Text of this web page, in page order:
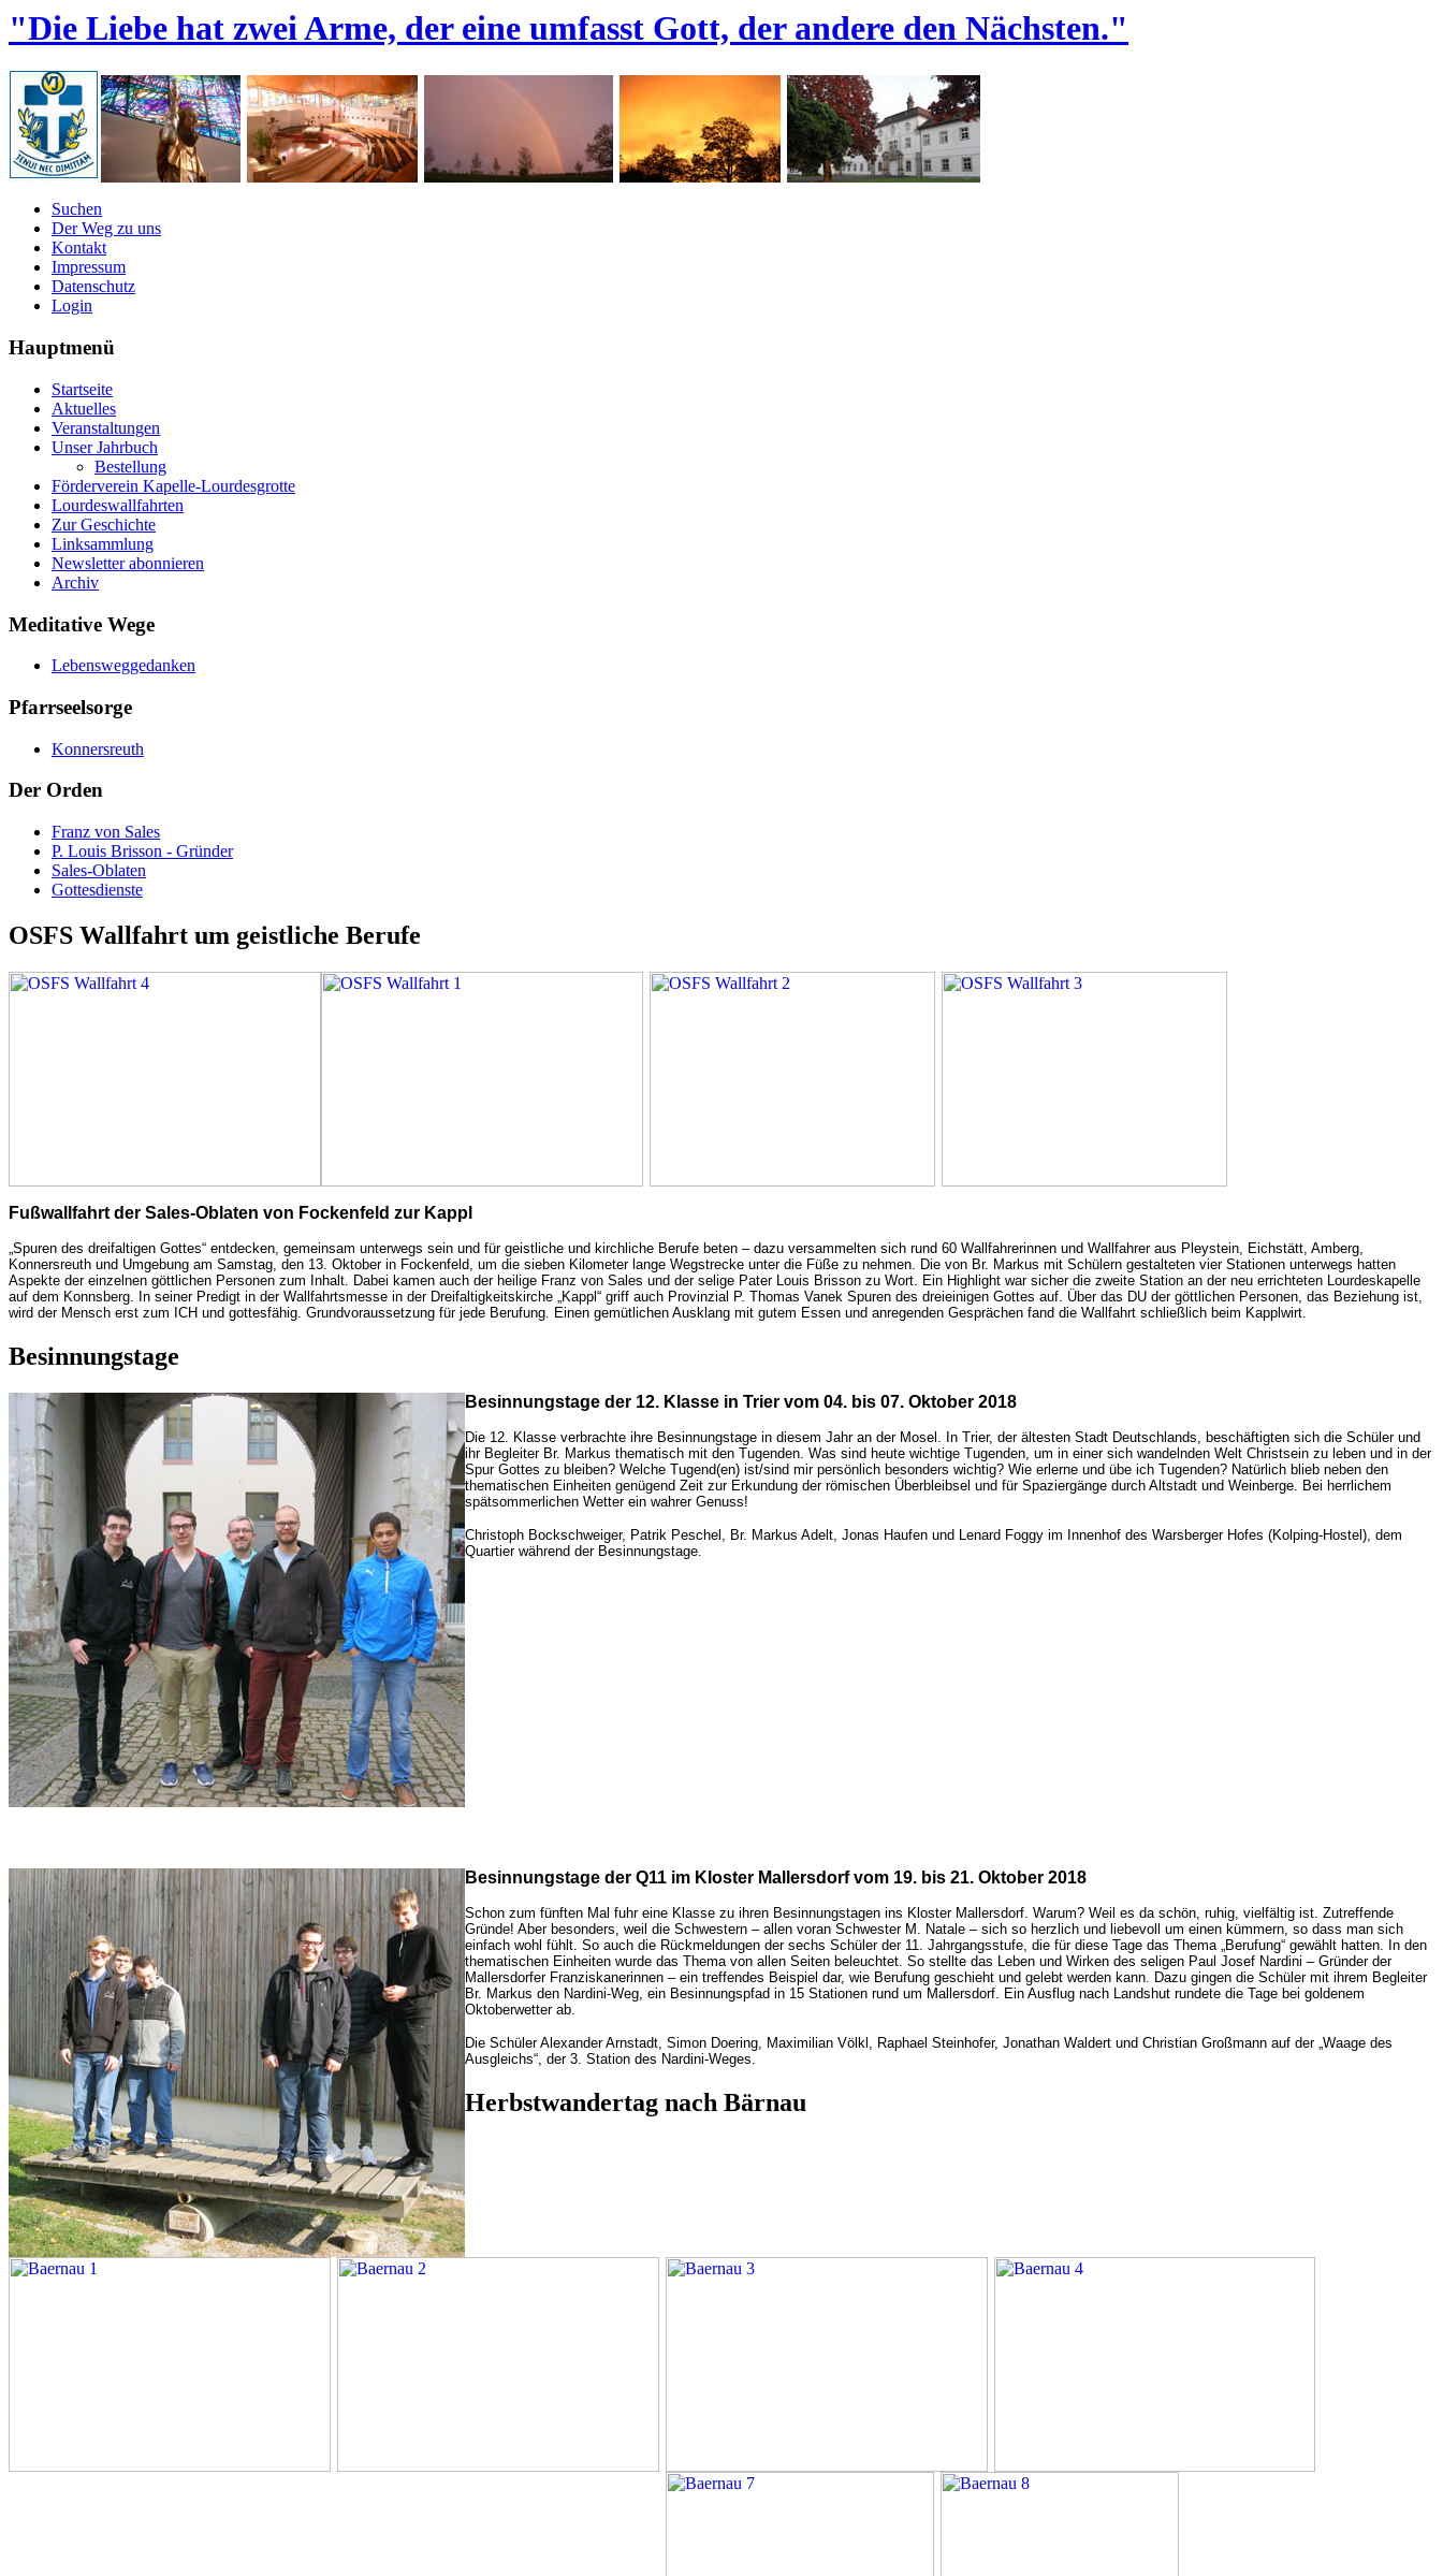
"Die Liebe hat zwei Arme, der eine umfasst Gott, der andere den Nächsten."
Suchen
Der Weg zu uns
Kontakt
Impressum
Datenschutz
Login
Hauptmenü
Startseite
Aktuelles
Veranstaltungen
Unser Jahrbuch
Bestellung
Förderverein Kapelle-Lourdesgrotte
Lourdeswallfahrten
Zur Geschichte
Linksammlung
Newsletter abonnieren
Archiv
Meditative Wege
Lebensweggedanken
Pfarrseelsorge
Konnersreuth
Der Orden
Franz von Sales
P. Louis Brisson - Gründer
Sales-Oblaten
Gottesdienste
OSFS Wallfahrt um geistliche Berufe
Fußwallfahrt der Sales-Oblaten von Fockenfeld zur Kappl
„Spuren des dreifaltigen Gottes“ entdecken, gemeinsam unterwegs sein und für geistliche und kirchliche Berufe beten – dazu versammelten sich rund 60 Wallfahrerinnen und Wallfahrer aus Pleystein, Eichstätt, Amberg,
Konnersreuth und Umgebung am Samstag, den 13. Oktober in Fockenfeld, um die sieben Kilometer lange Wegstrecke unter die Füße zu nehmen. Die von Br. Markus mit Schülern gestalteten vier Stationen unterwegs hatten
Aspekte der einzelnen göttlichen Personen zum Inhalt. Dabei kamen auch der heilige Franz von Sales und der selige Pater Louis Brisson zu Wort. Ein Highlight war sicher die zweite Station an der neu errichteten Lourdeskapelle
auf dem Konnsberg. In seiner Predigt in der Wallfahrtsmesse in der Dreifaltigkeitskirche „Kappl“ griff auch Provinzial P. Thomas Vanek Spuren des dreieinigen Gottes auf. Über das DU der göttlichen Personen, das Beziehung ist,
wird der Mensch erst zum ICH und gottesfähig. Grundvoraussetzung für jede Berufung. Einen gemütlichen Ausklang mit gutem Essen und anregenden Gesprächen fand die Wallfahrt schließlich beim Kapplwirt.
Besinnungstage
Besinnungstage der 12. Klasse in Trier vom 04. bis 07. Oktober 2018
Die 12. Klasse verbrachte ihre Besinnungstage in diesem Jahr an der Mosel. In Trier, der ältesten Stadt Deutschlands, beschäftigten sich die Schüler und
ihr Begleiter Br. Markus thematisch mit den Tugenden. Was sind heute wichtige Tugenden, um in einer sich wandelnden Welt Christsein zu leben und in der
Spur Gottes zu bleiben? Welche Tugend(en) ist/sind mir persönlich besonders wichtig? Wie erlerne und übe ich Tugenden? Natürlich blieb neben den
thematischen Einheiten genügend Zeit zur Erkundung der römischen Überbleibsel und für Spaziergänge durch Altstadt und Weinberge. Bei herrlichem
spätsommerlichen Wetter ein wahrer Genuss!
Christoph Bockschweiger, Patrik Peschel, Br. Markus Adelt, Jonas Haufen und Lenard Foggy im Innenhof des Warsberger Hofes (Kolping-Hostel), dem
Quartier während der Besinnungstage.
Besinnungstage der Q11 im Kloster Mallersdorf vom 19. bis 21. Oktober 2018
Schon zum fünften Mal fuhr eine Klasse zu ihren Besinnungstagen ins Kloster Mallersdorf. Warum? Weil es da schön, ruhig, vielfältig ist. Zutreffende
Gründe! Aber besonders, weil die Schwestern – allen voran Schwester M. Natale – sich so herzlich und liebevoll um einen kümmern, so dass man sich
einfach wohl fühlt. So auch die Rückmeldungen der sechs Schüler der 11. Jahrgangsstufe, die für diese Tage das Thema „Berufung“ gewählt hatten. In den
thematischen Einheiten wurde das Thema von allen Seiten beleuchtet. So stellte das Leben und Wirken des seligen Paul Josef Nardini – Gründer der
Mallersdorfer Franziskanerinnen – ein treffendes Beispiel dar, wie Berufung geschieht und gelebt werden kann. Dazu gingen die Schüler mit ihrem Begleiter
Br. Markus den Nardini-Weg, ein Besinnungspfad in 15 Stationen rund um Mallersdorf. Ein Ausflug nach Landshut rundete die Tage bei goldenem
Oktoberwetter ab.
Die Schüler Alexander Arnstadt, Simon Doering, Maximilian Völkl, Raphael Steinhofer, Jonathan Waldert und Christian Großmann auf der „Waage des
Ausgleichs“, der 3. Station des Nardini-Weges.
Herbstwandertag nach Bärnau